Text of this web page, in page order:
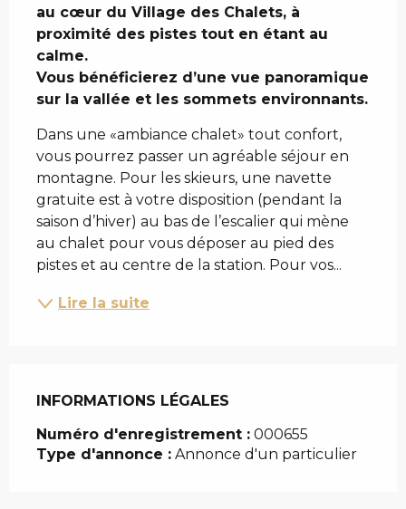
au cœur du Village des Chalets, à
proximité des pistes tout en étant au
calme.
Vous bénéficierez d’une vue panoramique
sur la vallée et les sommets environnants.
Dans une «ambiance chalet» tout confort,
vous pourrez passer un agréable séjour en
montagne. Pour les skieurs, une navette
gratuite est à votre disposition (pendant la
saison d’hiver) au bas de l’escalier qui mène
au chalet pour vous déposer au pied des
pistes et au centre de la station. Pour vos...
Lire la suite
INFORMATIONS LÉGALES
INFORMATIONS LÉGALES
Numéro d'enregistrement : 000655
Type d'annonce : Annonce d'un particulier